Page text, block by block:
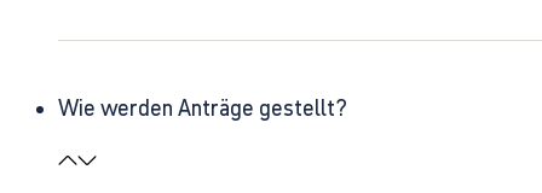
Wie werden Anträge gestellt?